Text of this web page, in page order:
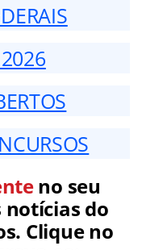
no seu
do
Clique no